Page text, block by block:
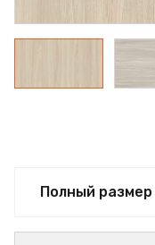
Полный размер